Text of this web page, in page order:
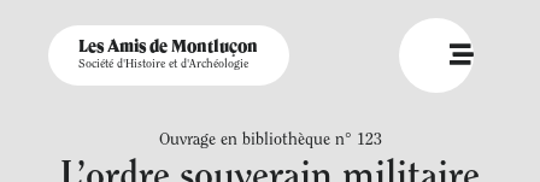
Les Amis de Montluçon
Société d'Histoire et d'Archéologie
Ouvrage en bibliothèque n° 123